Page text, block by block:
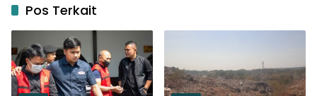
Pos Terkait